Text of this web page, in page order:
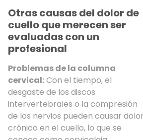
Otras causas del dolor de
cuello que merecen ser
evaluadas con un
profesional
Problemas de la columna
cervical:Con el tiempo, el
desgaste de los discos
intervertebrales o la compresión
de los nervios pueden causar dolor
crónico en el cuello, lo que se